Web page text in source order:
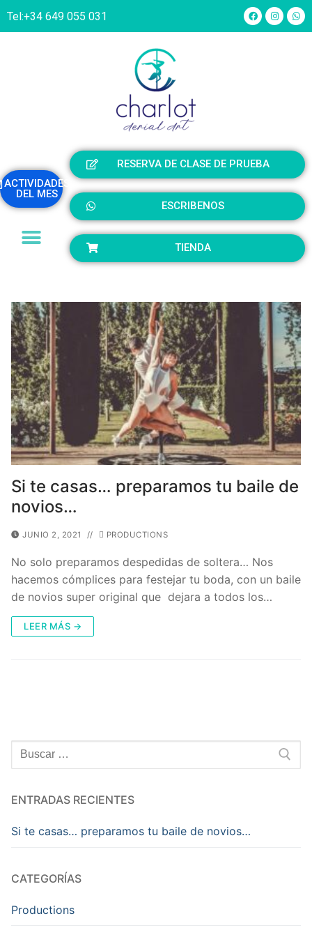
Tel:+34 649 055 031
ACTIVIDADES
DEL MES
RESERVA DE CLASE DE PRUEBA
ESCRIBENOS
TIENDA
Si te casas… preparamos tu baile de
novios…
JUNIO 2, 2021 // PRODUCTIONS
No solo preparamos despedidas de soltera… Nos
hacemos cómplices para festejar tu boda, con un baile
de novios super original que dejara a todos los…
LEER MÁS →
ENTRADAS RECIENTES
Si te casas… preparamos tu baile de novios…
CATEGORÍAS
Productions